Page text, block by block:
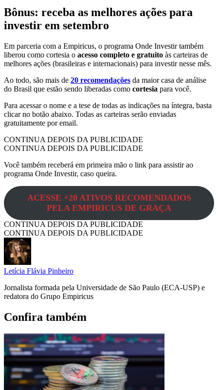
Bônus: receba as melhores ações para
investir em setembro
Em parceria com a Empiricus, o programa Onde Investir também
liberou como cortesia o acesso completo e gratuito às carteiras de
melhores ações (brasileiras e internacionais) para investir nesse mês.
Ao todo, são mais de 20 recomendações da maior casa de análise
do Brasil que estão sendo liberadas como cortesia para você.
Para acessar o nome e a tese de todas as indicações na íntegra, basta
clicar no botão abaixo. Todas as carteiras serão enviadas
gratuitamente por email.
CONTINUA DEPOIS DA PUBLICIDADE
CONTINUA DEPOIS DA PUBLICIDADE
Você também receberá em primeira mão o link para assistir ao
programa Onde Investir, caso queira.
ACESSE +20 ATIVOS RECOMENDADOS
PELA EMPIRICUS DE GRAÇA
CONTINUA DEPOIS DA PUBLICIDADE
CONTINUA DEPOIS DA PUBLICIDADE
Letícia Flávia Pinheiro
Jornalista formada pela Universidade de São Paulo (ECA-USP) e
redatora do Grupo Empiricus
Confira também